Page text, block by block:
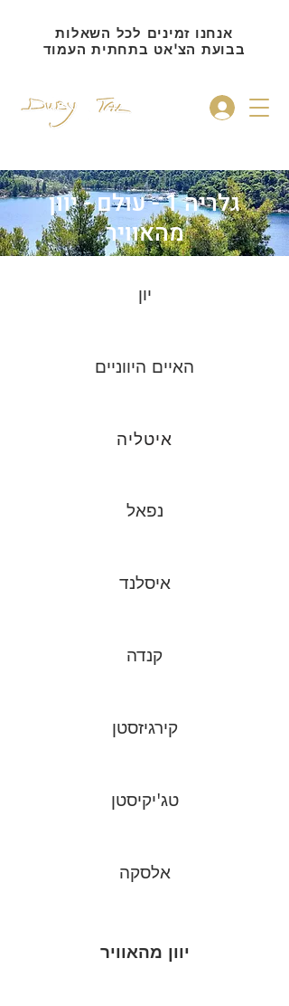
אנחנו זמינים לכל השאלות
בבועת הצ'אט בתחתית העמוד
גלריה 1 - עולם - יוון
מהאוויר
יון
האיים היווניים
איטליה
נפאל
איסלנד
קנדה
קירגיזסטן
טג'יקיסטן
אלסקה
יוון מהאוויר